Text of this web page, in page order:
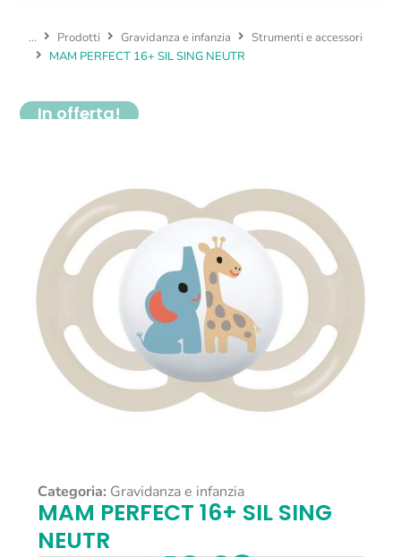
... Prodotti Gravidanza e infanzia
Strumenti e accessori
MAM PERFECT 16+ SIL SING NEUTR
In offerta!
Categoria: Gravidanza e infanzia
MAM PERFECT 16+ SIL SING
NEUTR